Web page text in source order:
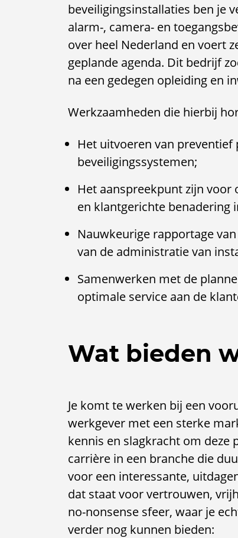
beveiligingsinstallaties ben je
alarm-, camera- en
over heel Nederland en voert
geplande agenda. Dit bedrijf
na een gedegen opleiding en
Werkzaamheden die hierbij
Het uitvoeren van
beveiligingssystemen;
Het aanspreekpunt zijn voor
en klantgerichte benadering
Nauwkeurige rapportage
van de administratie van
Samenwerken met de
optimale service aan de
Wat bieden
Je komt te werken bij een
werkgever met een sterke
kennis en slagkracht om deze
carrière in een branche die
voor een interessante,
dat staat voor vertrouwen,
no-nonsense sfeer, waar je
verder nog kunnen bieden: